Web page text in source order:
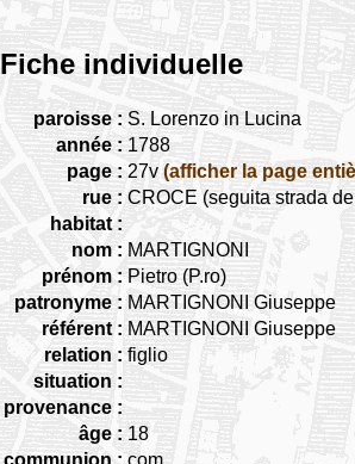
Fiche individuelle
paroisse : S. Lorenzo in Lucina
année : 1788
page : 27v (afficher la page
rue : CROCE (seguita strada
habitat :
nom : MARTIGNONI
prénom : Pietro (P.ro)
patronyme : MARTIGNONI Giuseppe
référent : MARTIGNONI Giuseppe
relation : figlio
situation :
provenance :
âge : 18
communion : com